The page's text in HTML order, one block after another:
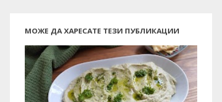
МОЖЕ ДА ХАРЕСАТЕ ТЕЗИ ПУБЛИКАЦИИ